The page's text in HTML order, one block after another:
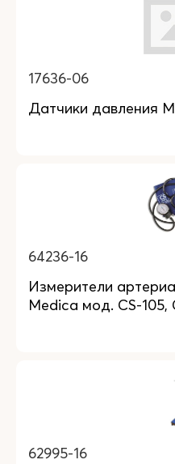
17636-06
Датчики давления
64236-16
Измерители
Medica мод. CS-105,
62995-16